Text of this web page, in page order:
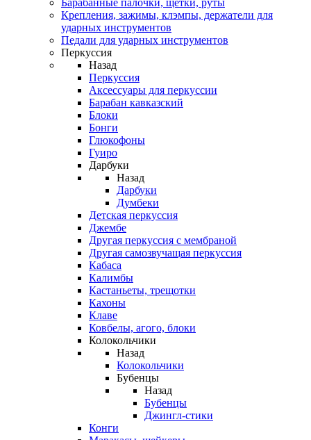
Барабанные палочки, щетки, руты
Крепления, зажимы, клэмпы, держатели для
ударных инструментов
Педали для ударных инструментов
Перкуссия
Назад
Перкуссия
Аксессуары для перкуссии
Барабан кавказский
Блоки
Бонги
Глюкофоны
Гуиро
Дарбуки
Назад
Дарбуки
Думбеки
Детская перкуссия
Джембе
Другая перкуссия с мембраной
Другая самозвучащая перкуссия
Кабаса
Калимбы
Кастаньеты, трещотки
Кахоны
Клаве
Ковбелы, агого, блоки
Колокольчики
Назад
Колокольчики
Бубенцы
Назад
Бубенцы
Джингл-стики
Конги